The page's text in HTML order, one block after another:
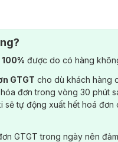
được do có hàng
GTGT cho dù khách hàng
đơn trong vòng 30 phút
sẽ tự động xuất hết hoá
GTGT trong ngày nên